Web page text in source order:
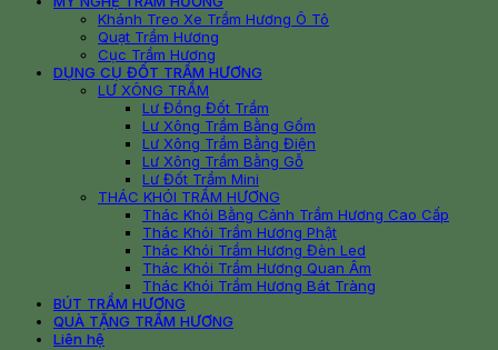
Khánh Treo Xe Trầm Hương Ô Tô
Quạt Trầm Hương
Cục Trầm Hương
DỤNG CỤ ĐỐT TRẦM HƯƠNG
LƯ XÔNG TRẦM
Lư Đồng Đốt Trầm
Lư Xông Trầm Bằng Gốm
Lư Xông Trầm Bằng Điện
Lư Xông Trầm Bằng Gỗ
Lư Đốt Trầm Mini
THÁC KHÓI TRẦM HƯƠNG
Thác Khói Bằng Cảnh Trầm Hương Cao Cấp
Thác Khói Trầm Hương Phật
Thác Khói Trầm Hương Đèn Led
Thác Khói Trầm Hương Quan Âm
Thác Khói Trầm Hương Bát Tràng
BÚT TRẦM HƯƠNG
QUÀ TẶNG TRẦM HƯƠNG
Liên hệ